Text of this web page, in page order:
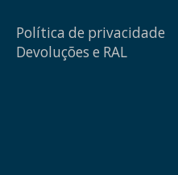
Política de privacidade
Devoluções e RAL